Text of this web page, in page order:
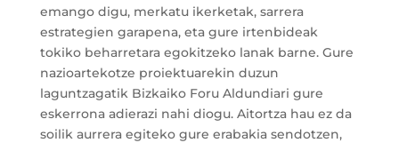
emango digu, merkatu ikerketak, sarrera
estrategien garapena, eta gure irtenbideak
tokiko beharretara egokitzeko lanak barne. Gure
nazioartekotze proiektuarekin duzun
laguntzagatik Bizkaiko Foru Aldundiari gure
eskerrona adierazi nahi diogu. Aitortza hau ez da
soilik aurrera egiteko gure erabakia sendotzen,